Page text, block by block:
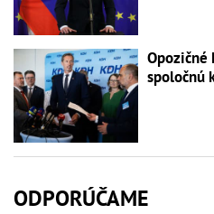
Opozičné
spoločnú
ODPORÚČAME